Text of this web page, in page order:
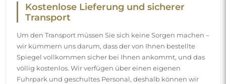
Kostenlose Lieferung und sicherer
Transport
Um den Transport müssen Sie sich keine Sorgen machen –
wir kümmern uns darum, dass der von Ihnen bestellte
Spiegel vollkommen sicher bei Ihnen ankommt, und das
völlig kostenlos. Wir verfügen über einen eigenen
Fuhrpark und geschultes Personal, deshalb können wir